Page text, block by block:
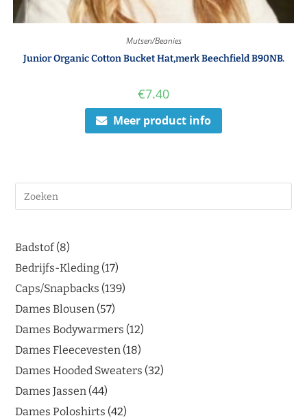
Mutsen/Beanies
Junior Organic Cotton Bucket Hat,merk Beechfield B90NB.
€7.40
Meer product info
Badstof 8
Bedrijfs-Kleding 17
Caps/Snapbacks 139
Dames Blousen 57
Dames Bodywarmers 12
Dames Fleecevesten 18
Dames Hooded Sweaters 32
Dames Jassen 44
Dames Poloshirts 42